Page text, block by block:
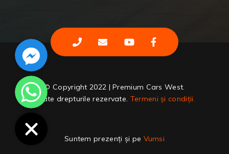
© Copyright 2022 | Premium Cars West.
Toate drepturile rezervate. Termeni și condiții.
Suntem prezenți și pe Vumsi
Facebook Messenger
WhatsApp